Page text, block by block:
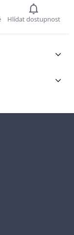
Hlídat dostupnost